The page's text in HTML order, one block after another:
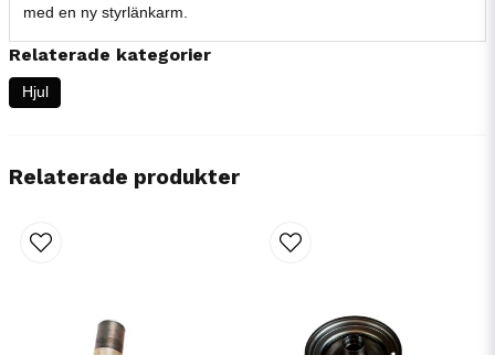
med en ny styrlänkarm.
Relaterade kategorier
Hjul
Relaterade produkter